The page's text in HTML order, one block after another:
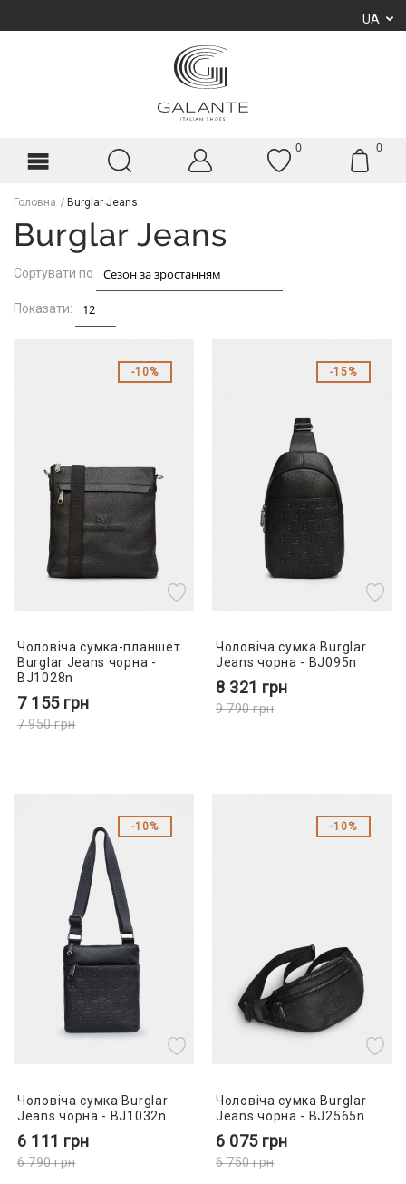
UA
0 0
Головна Burglar Jeans
Burglar Jeans
Сортувати по
Показати:
10%
Чоловіча сумка-планшет
Burglar Jeans чорна -
BJ1028n
7 155 грн
7 950грн
15%
Чоловіча сумка Burglar
Jeans чорна - BJ095n
8 321 грн
9 790грн
10%
Чоловіча сумка Burglar
Jeans чорна - BJ1032n
6 111 грн
6 790грн
10%
Чоловіча сумка Burglar
Jeans чорна - BJ2565n
6 075 грн
6 750грн